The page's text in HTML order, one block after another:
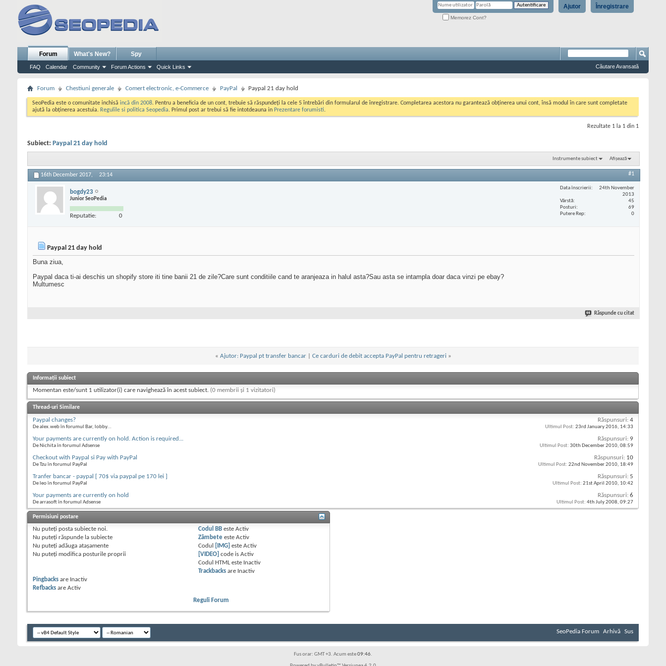
Înregistrare
Ajutor
Memorez Cont?
Forum
FAQ Calendar Community Forum Actions Quick Links
What's New? Spy
Căutare Avansată
Forum Chestiuni generale Comert electronic, e-Commerce PayPal Paypal 21 day hold
SeoPedia este o comunitate inchisă incă din 2008. Pentru a beneficia de un cont, trebuie să răspundeți la cele 5 întrebări din formularul de înregistrare. Completarea acestora nu garantează obținerea unui cont, însă modul în care sunt completate
ajută la obținerea acestuia. Regulile si politica Seopedia. Primul post ar trebui să fie intotdeauna in Prezentare forumisti.
Rezultate 1 la 1 din 1
Subiect: Paypal 21 day hold
Instrumente subiect Afișează
16th December 2017, 23:14 #1
bogdy23
Junior SeoPedia
Reputatie: 0
Data înscrierii
24th November
2013
Vârstă
45
Posturi
69
Putere Rep
0
Paypal 21 day hold
Buna ziua,
Paypal daca ti-ai deschis un shopify store iti tine banii 21 de zile?Care sunt conditiile cand te aranjeaza in halul asta?Sau asta se intampla doar daca vinzi pe ebay?
Multumesc
Răspunde cu citat
« Ajutor: Paypal pt transfer bancar| Ce carduri de debit accepta PayPal pentru retrageri »
Informații subiect
Momentan este/sunt 1 utilizator(i) care navighează în acest subiect. (0 membrii și 1 vizitatori)
Thread-uri Similare
Paypal changes?
De alex.web în forumul Bar, lobby...
Răspunsuri: 4
Ultimul Post: 23rd January 2016, 14:33
Your payments are currently on hold. Action is required...
De Nichita în forumul Adsense
Răspunsuri: 9
Ultimul Post: 30th December 2010, 08:59
Checkout with Paypal si Pay with PayPal
De Tzu în forumul PayPal
Răspunsuri: 10
Ultimul Post: 22nd November 2010, 18:49
Tranfer bancar - paypal [ 70$ via paypal pe 170 lei ]
De leo în forumul PayPal
Răspunsuri: 5
Ultimul Post: 21st April 2010, 10:42
Your payments are currently on hold
De arrasoft în forumul Adsense
Răspunsuri: 6
Ultimul Post: 4th July 2008, 09:27
Permisiuni postare
Nu puteţi posta subiecte noi.
Nu puteţi răspunde la subiecte
Nu puteţi adăuga ataşamente
Nu puteţi modifica posturile proprii
Codul BB esteActiv
Zâmbete esteActiv
Codul
[IMG] esteActiv
[VIDEO] code isActiv
Codul HTML este Inactiv
Trackbacks are Inactiv
Pingbacks are Inactiv
Refbacks are Activ
Reguli Forum
SeoPedia Forum Arhivă Sus
Fus orar: GMT +3. Acum este09:46.